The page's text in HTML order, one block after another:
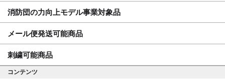
消防団の力向上モデル事業対象品
メール便発送可能商品
刺繍可能商品
コンテンツ